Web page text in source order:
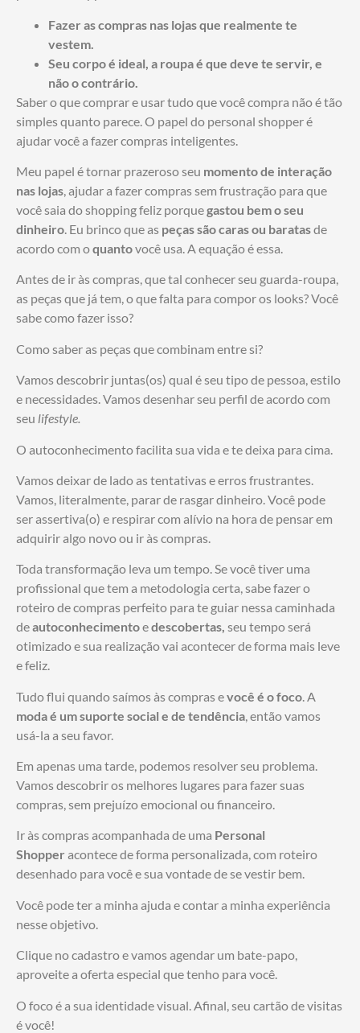
Fazer as compras nas lojas que realmente te
vestem.
Seu corpo é ideal, a roupa é que deve te servir, e
não o contrário.
Saber o que comprar e usar tudo que você compra não é tão
simples quanto parece. O papel do personal shopper é
ajudar você a fazer compras inteligentes.
Meu papel é tornar prazeroso seu momento de interação
nas lojas, ajudar a fazer compras sem frustração para que
você saia do shopping feliz porquegastou bem o seu
dinheiro. Eu brinco que as peças são caras ou baratasde
acordo com oquantovocê usa. A equação é essa.
Antes de ir às compras, que tal conhecer seu guarda-roupa,
as peças que já tem, o que falta para compor os looks? Você
sabe como fazer isso?
Como saber as peças que combinam entre si?
Vamos descobrir juntas(os) qual é seu tipo de pessoa, estilo
e necessidades. Vamos desenhar seu perfil de acordo com
seu lifestyle.
O autoconhecimento facilita sua vida e te deixa para cima.
Vamos deixar de lado as tentativas e erros frustrantes.
Vamos, literalmente, parar de rasgar dinheiro. Você pode
ser assertiva(o) e respirar com alívio na hora de pensar em
adquirir algo novo ou ir às compras.
Toda transformação leva um tempo. Se você tiver uma
profissional que tem a metodologia certa, sabe fazer o
roteiro de compras perfeito para te guiar nessa caminhada
deautoconhecimentoedescobertas, seu tempo será
otimizado e sua realização vai acontecer de forma mais leve
e feliz.
Tudo flui quando saímos às compras evocê é o foco . A
moda é um suporte social e de tendência , então vamos
usá-la a seu favor.
Em apenas uma tarde, podemos resolver seu problema.
Vamos descobrir os melhores lugares para fazer suas
compras, sem prejuízo emocional ou financeiro.
Ir às compras acompanhada de uma Personal
Shopper acontece de forma personalizada, com roteiro
desenhado para você e sua vontade de se vestir bem.
Você pode ter a minha ajuda e contar a minha experiência
nesse objetivo.
Clique no cadastro e vamos agendar um bate-papo,
aproveite a oferta especial que tenho para você.
O foco é a sua identidade visual. Afinal, seu cartão de visitas
é você!